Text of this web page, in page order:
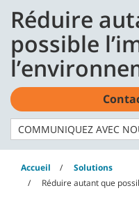
content
navigation
menu
Accueil
Solutions
Réduire autant que
Réduire
possible
COMMUNIQUEZ AVEC